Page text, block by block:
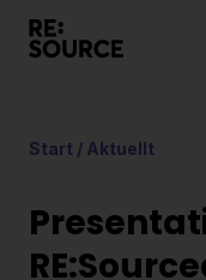
Start / Aktuellt